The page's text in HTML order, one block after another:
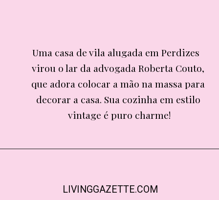
Uma casa de vila alugada em Perdizes
virou o lar da advogada Roberta Couto,
que adora colocar a mão na massa para
decorar a casa. Sua cozinha em estilo
vintage é puro charme!
Uma casa de vila alugada em Perdizes
virou o lar da advogada Roberta Couto,
que adora colocar a mão na massa para
decorar a casa. Sua cozinha em estilo
vintage é puro charme!
LIVINGGAZETTE.COM